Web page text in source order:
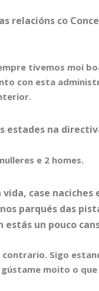
relacións co
tivemos moi
con esta
estades na
e 2 homes.
case naciches
parqués das
estás un pouco
Sigo
gústame moito o